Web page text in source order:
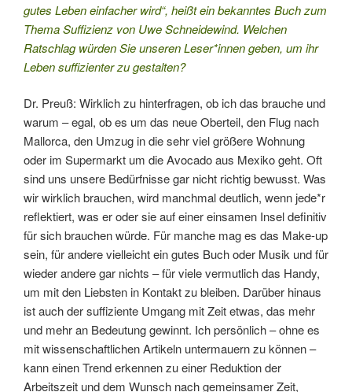
gutes Leben einfacher wird“, heißt ein bekanntes Buch zum
Thema Suffizienz von Uwe Schneidewind. Welchen
Ratschlag würden Sie unseren Leser*innen geben, um ihr
Leben suffizienter zu gestalten?
Dr. Preuß: Wirklich zu hinterfragen, ob ich das brauche und
warum – egal, ob es um das neue Oberteil, den Flug nach
Mallorca, den Umzug in die sehr viel größere Wohnung
oder im Supermarkt um die Avocado aus Mexiko geht. Oft
sind uns unsere Bedürfnisse gar nicht richtig bewusst. Was
wir wirklich brauchen, wird manchmal deutlich, wenn jede*r
reflektiert, was er oder sie auf einer einsamen Insel definitiv
für sich brauchen würde. Für manche mag es das Make-up
sein, für andere vielleicht ein gutes Buch oder Musik und für
wieder andere gar nichts – für viele vermutlich das Handy,
um mit den Liebsten in Kontakt zu bleiben. Darüber hinaus
ist auch der suffiziente Umgang mit Zeit etwas, das mehr
und mehr an Bedeutung gewinnt. Ich persönlich – ohne es
mit wissenschaftlichen Artikeln untermauern zu können –
kann einen Trend erkennen zu einer Reduktion der
Arbeitszeit und dem Wunsch nach gemeinsamer Zeit,